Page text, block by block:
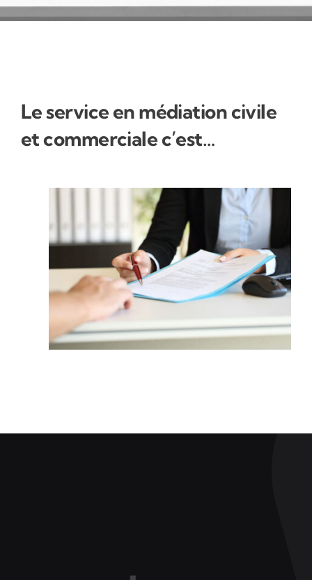
Le service en médiation civile
et commerciale c’est…